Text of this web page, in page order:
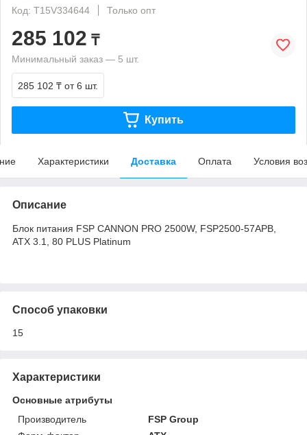
Код: T15V334644
Только опт
285 102 ₸
Минимальный заказ — 5 шт.
285 102 ₸ от 6 шт.
Купить
Характеристики Доставка Оплата Условия
Описание
Блок питания FSP CANNON PRO 2500W, FSP2500-57APB,
ATX 3.1, 80 PLUS Platinum
Способ упаковки
15
Характеристики
Основные атрибуты
Производитель
FSP Group